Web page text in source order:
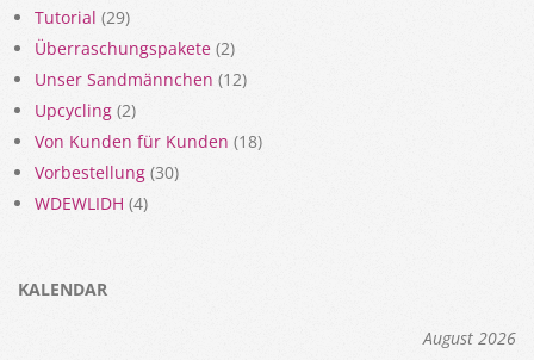
Tutorial (29)
Überraschungspakete (2)
Unser Sandmännchen (12)
Upcycling (2)
Von Kunden für Kunden (18)
Vorbestellung (30)
WDEWLIDH (4)
KALENDAR
August 2026